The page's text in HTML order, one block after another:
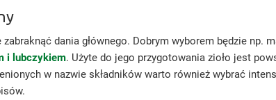
dania głównego. Dobrym wyborem będzie
i lubczykiem. Użyte do jego przygotowania zioło jest
w nazwie składników warto również wybrać